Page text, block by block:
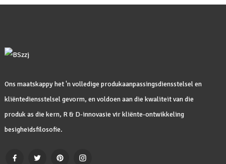
Ons maatskappy het 'n volledige produkaanpassingsdiensstelsel en
kliëntediensstelsel gevorm, en voldoen aan die kwaliteit van die
produk as die kern, R & D-innovasie vir kliënte-ontwikkeling
besigheidsfilosofie.